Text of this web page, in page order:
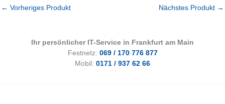
← Vorheriges Produkt Nächstes Produkt →
Ihr persönlicher IT-Service in Frankfurt am Main
Festnetz: 069 / 170 776 877
Mobil: 0171 / 937 62 66